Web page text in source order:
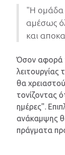
"Η ομάδα
αμέσως
και
Όσον αφορά
λειτουργίας
θα
τονίζοντας
ημέρες".
ανάκαμψης
πράγματα